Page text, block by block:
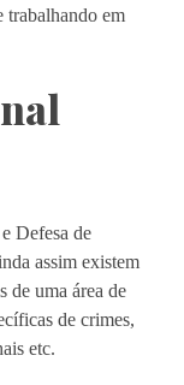
trabalhando em
Defesa de
assim existem
de uma área de
de crimes,
etc.